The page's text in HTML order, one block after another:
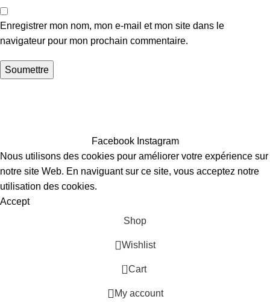
Enregistrer mon nom, mon e-mail et mon site dans le
navigateur pour mon prochain commentaire.
Facebook Instagram
Nous utilisons des cookies pour améliorer votre expérience sur
notre site Web. En naviguant sur ce site, vous acceptez notre
utilisation des cookies.
Accept
Shop
Wishlist
0 Cart
My account